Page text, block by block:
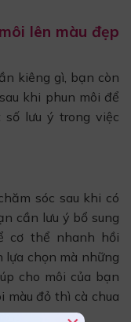
lên màu đẹp
kiêng gì, bạn còn
khi phun môi để
số lưu ý trong việc
sóc sau khi có
cần lưu ý bổ sung
cơ thể nhanh hồi
lựa chọn mà những
cho môi của bạn
màu đỏ thì cà chua